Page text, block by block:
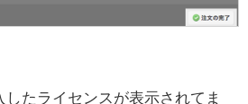
たライセンスが表示されてま